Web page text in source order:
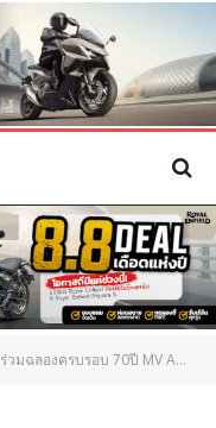
ร่วมฉลองครบรอบ 70ปี MV Agusta กับรถในฝันราคาพิเศษ